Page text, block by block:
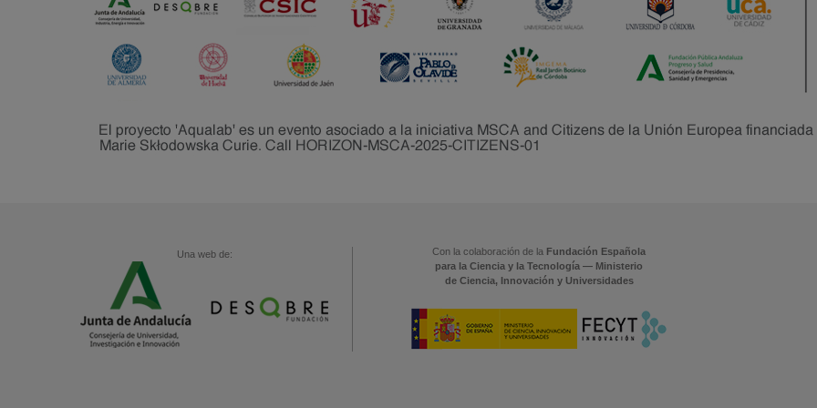
Una web de: Con la colaboración de la Fundación Española
para la Ciencia y la Tecnología — Ministerio
de Ciencia, Innovación y Universidades